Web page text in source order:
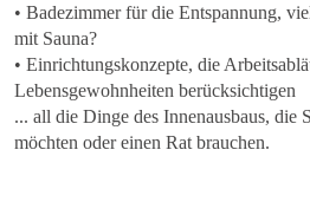
• Badezimmer für die Entspannung,
mit Sauna?
• Einrichtungskonzepte, die
Lebensgewohnheiten berücksichtigen
... all die Dinge des Innenausbaus, die
möchten oder einen Rat brauchen.